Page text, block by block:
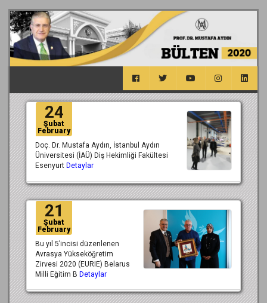
24
Şubat
February
Doç. Dr. Mustafa Aydın, İstanbul Aydın
Üniversitesi (İAÜ) Diş Hekimliği Fakültesi
Esenyurt Detaylar
21
Şubat
February
Bu yıl 5’incisi düzenlenen
Avrasya Yükseköğretim
Zirvesi 2020 (EURIE) Belarus
Milli Eğitim B Detaylar